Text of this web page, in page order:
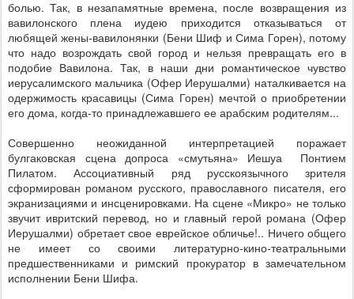
болью. Так, в незапамятные времена, после возвращения из
вавилонского плена иудею приходится отказываться от
любящей жены-вавилонянки (Бени Шиф и Сима Горен), потому
что надо возрождать свой город и нельзя превращать его в
подобие Вавилона. Так, в наши дни романтическое чувство
иерусалимского мальчика (Офер Иерушалми) наталкивается на
одержимость красавицы (Сима Горен) мечтой о приобретении
его дома, когда-то принадлежавшего ее арабским родителям...
Совершенно неожиданной интерпретацией поражает
булгаковская сцена допроса «смутьяна» Иешуа
Понтием
Пилатом. Ассоциативный ряд русскоязычного зрителя
сформирован романом русского, православного писателя, его
экранизациями и инсценировками. На сцене «Микро» не только
звучит ивритский перевод, но и главный герой романа (Офер
Иерушалми) обретает свое еврейское обличье!.. Ничего общего
не имеет со своими литературно-кино-театральными
предшественниками и римский прокуратор в замечательном
исполнении Бени Шифа.